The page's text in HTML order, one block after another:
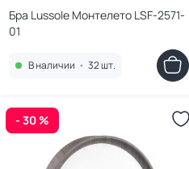
Бра Lussole Монтелето LSF-2571-
01
В наличии • 32 шт.
- 30 %